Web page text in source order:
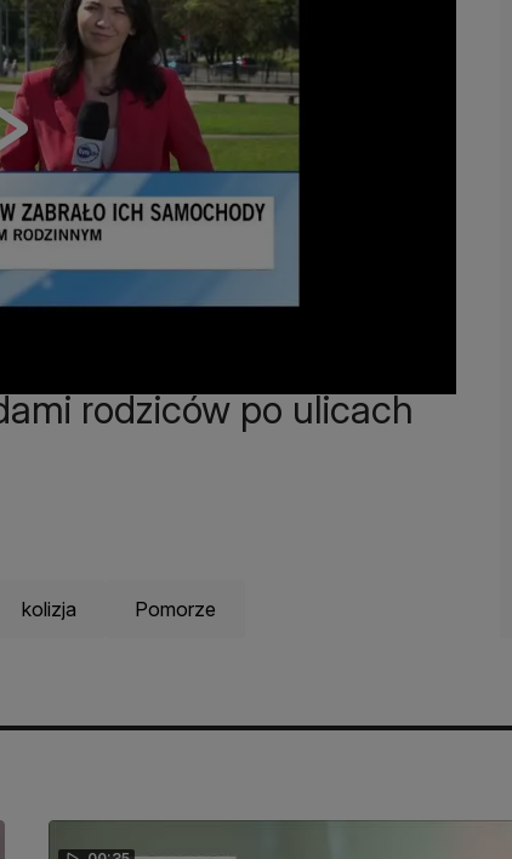
rodziców po ulicach
kolizja Pomorze